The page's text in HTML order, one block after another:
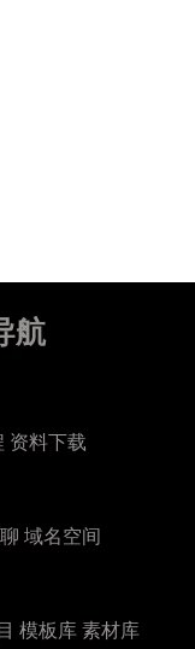
航
资料下载
域名空间
模板库 素材库